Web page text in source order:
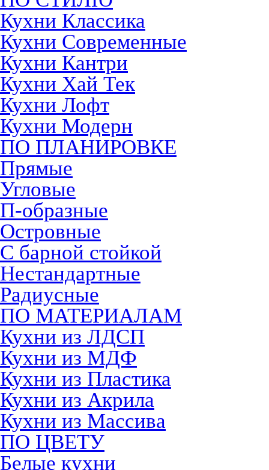
Кухни Классика
Кухни Современные
Кухни Кантри
Кухни Хай Тек
Кухни Лофт
Кухни Модерн
ПО ПЛАНИРОВКЕ
Прямые
Угловые
П-образные
Островные
С барной стойкой
Нестандартные
Радиусные
ПО МАТЕРИАЛАМ
Кухни из ЛДСП
Кухни из МДФ
Кухни из Пластика
Кухни из Акрила
Кухни из Массива
ПО ЦВЕТУ
Белые кухни